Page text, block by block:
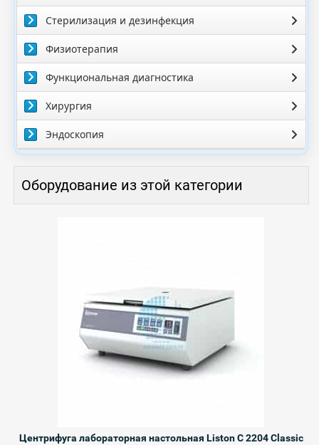
Стерилизация и дезинфекция
Физиотерапия
Функциональная диагностика
Хирургия
Эндоскопия
Оборудование из этой категории
Центрифуга лабораторная настольная Liston C 2204 Classic